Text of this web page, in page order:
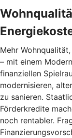
Mehr
– mit einem
finanziellen
modernisieren,
zu sanieren.
Förderkredite
noch rentabler.